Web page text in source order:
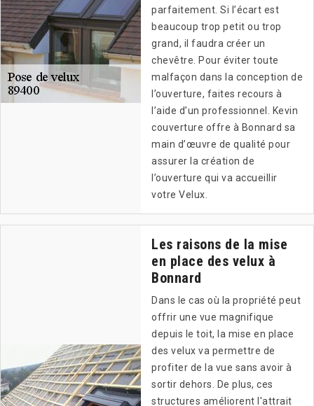
parfaitement. Si l’écart est
beaucoup trop petit ou trop
grand, il faudra créer un
chevêtre. Pour éviter toute
malfaçon dans la conception de
l’ouverture, faites recours à
l’aide d’un professionnel. Kevin
couverture offre à Bonnard sa
main d’œuvre de qualité pour
assurer la création de
l’ouverture qui va accueillir
votre Velux.
Les raisons de la mise
en place des velux à
Bonnard
Dans le cas où la propriété peut
offrir une vue magnifique
depuis le toit, la mise en place
des velux va permettre de
profiter de la vue sans avoir à
sortir dehors. De plus, ces
structures améliorent l'attrait